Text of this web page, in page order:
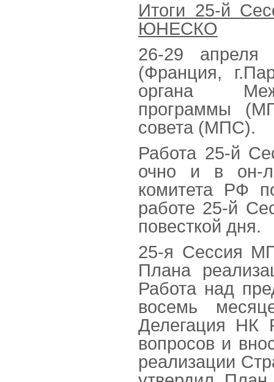
Итоги 25-й
ЮНЕСКО
26-29
(Франция,
органа
программы
совета (МПС).
Работа 25-й
очно и в он-
комитета РФ
работе 25-й
повесткой дня.
25-я Сессия
Плана
Работа над
восемь
Делегация НК
вопросов и
реализации